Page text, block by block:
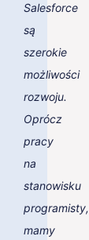
Salesforce
są
szerokie
możliwości
rozwoju.
Oprócz
pracy
na
stanowisku
programisty,
mamy